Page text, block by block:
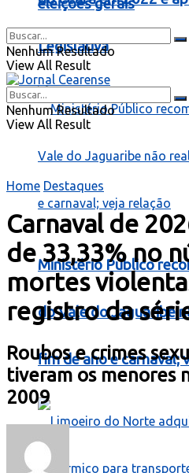
Legislativa
Ministério Público
do Vale do Jaguaribe
fim de ano e carnaval;
eleições gerais
Nenhum Resultado
View All Result
Nenhum Resultado
View All Result
Home Destaques
Carnaval de
de 33,33% no
mortes
registro da
Roubos e crimes
tiveram os menores
2009